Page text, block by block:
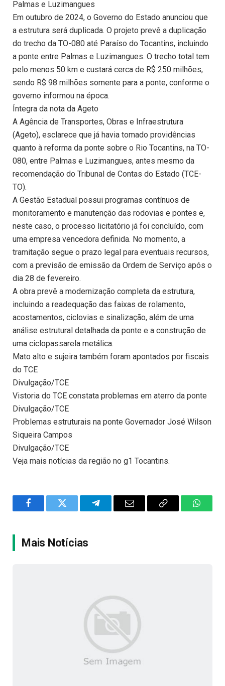
Palmas e Luzimangues
Em outubro de 2024, o Governo do Estado anunciou que
a estrutura será duplicada. O projeto prevê a duplicação
do trecho da TO-080 até Paraíso do Tocantins, incluindo
a ponte entre Palmas e Luzimangues. O trecho total tem
pelo menos 50 km e custará cerca de R$ 250 milhões,
sendo R$ 98 milhões somente para a ponte, conforme o
governo informou na época.
Íntegra da nota da Ageto
A Agência de Transportes, Obras e Infraestrutura
(Ageto), esclarece que já havia tomado providências
quanto à reforma da ponte sobre o Rio Tocantins, na TO-
080, entre Palmas e Luzimangues, antes mesmo da
recomendação do Tribunal de Contas do Estado (TCE-
TO).
A Gestão Estadual possui programas contínuos de
monitoramento e manutenção das rodovias e pontes e,
neste caso, o processo licitatório já foi concluído, com
uma empresa vencedora definida. No momento, a
tramitação segue o prazo legal para eventuais recursos,
com a previsão de emissão da Ordem de Serviço após o
dia 28 de fevereiro.
A obra prevê a modernização completa da estrutura,
incluindo a readequação das faixas de rolamento,
acostamentos, ciclovias e sinalização, além de uma
análise estrutural detalhada da ponte e a construção de
uma ciclopassarela metálica.
Mato alto e sujeira também foram apontados por fiscais
do TCE
Divulgação/TCE
Vistoria do TCE constata problemas em aterro da ponte
Divulgação/TCE
Problemas estruturais na ponte Governador José Wilson
Siqueira Campos
Divulgação/TCE
Veja mais notícias da região no g1 Tocantins.
FacebookTwitter TelegramEmail
Copy
Mais Notícias